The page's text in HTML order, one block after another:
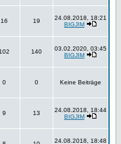
16 19
24.08.2018, 18:21
BIGJIM
102 140
03.02.2020, 03:45
BIGJIM
0 0 Keine Beiträge
9 13
24.08.2018, 18:44
BIGJIM
24.08.2018, 18:48